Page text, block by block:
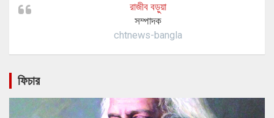
রাজীব বড়ুয়া
সম্পাদক
chtnews-bangla
ফিচার